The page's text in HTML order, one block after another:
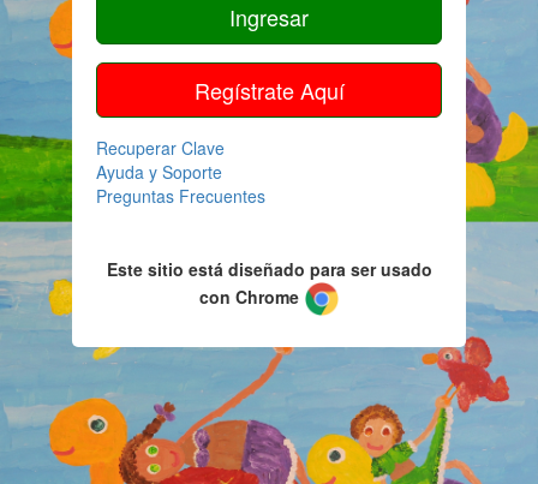
Ingresar
Regístrate Aquí
Recuperar Clave
Ayuda y Soporte
Preguntas Frecuentes
Este sitio está diseñado para ser usado
con Chrome